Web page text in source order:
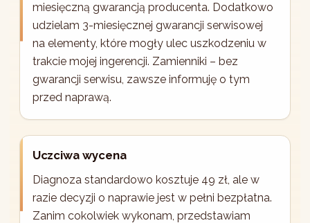
miesięczną gwarancją producenta. Dodatkowo
udzielam 3-miesięcznej gwarancji serwisowej
na elementy, które mogły ulec uszkodzeniu w
trakcie mojej ingerencji. Zamienniki – bez
gwarancji serwisu, zawsze informuję o tym
przed naprawą.
Uczciwa wycena
Diagnoza standardowo kosztuje 49 zł, ale w
razie decyzji o naprawie jest w pełni bezpłatna.
Zanim cokolwiek wykonam, przedstawiam